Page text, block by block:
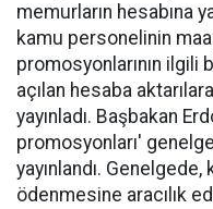
memurların hesabına
kamu personelinin
promosyonlarının ilgili
açılan hesaba
yayınladı. Başbakan
promosyonları'
yayınlandı.
ödenmesine aracılık